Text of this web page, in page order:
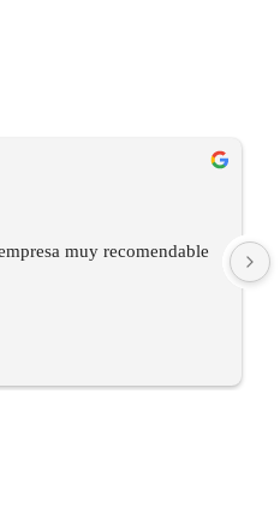
muy recomendable